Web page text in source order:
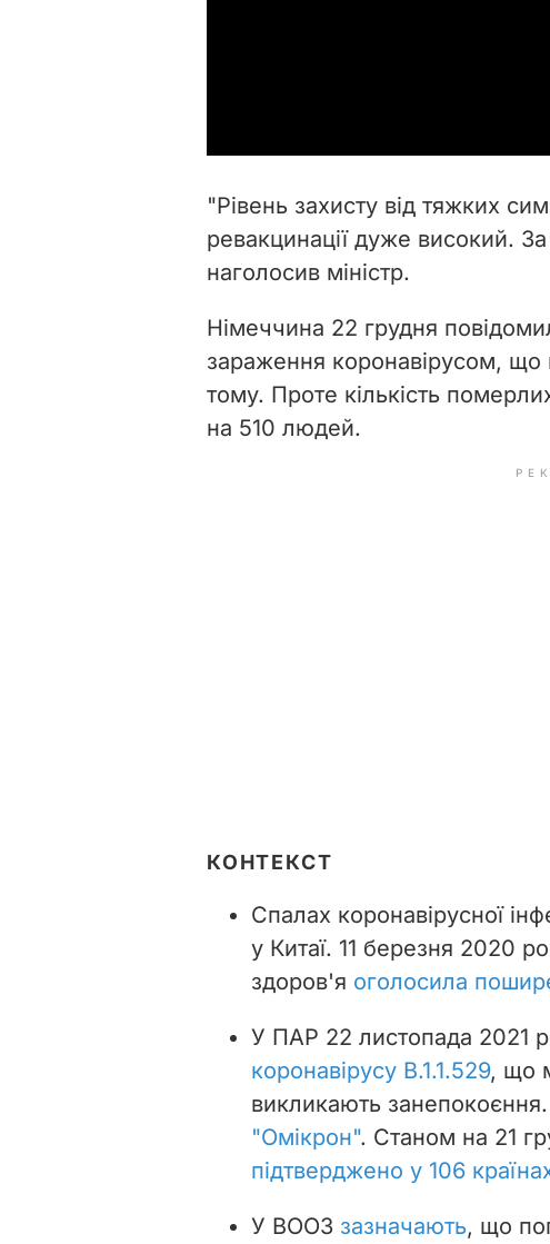
"Рівень захисту від тяжких
ревакцинації дуже високий.
наголосив міністр.
Німеччина 22 грудня
зараження коронавірусом,
тому. Проте кількість
на 510 людей.
КОНТЕКСТ
Спалах коронавірусної
у Китаї. 11 березня 2020
здоров'я оголосила
У ПАР 22 листопада 2021
коронавірусу B.1.1.529, що
викликають
"Омікрон". Станом на 21
підтверджено у 106
У ВООЗ зазначають, що